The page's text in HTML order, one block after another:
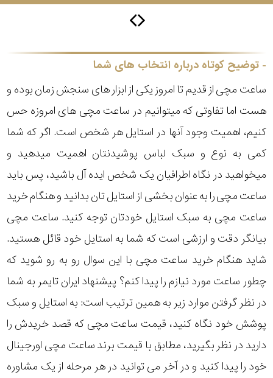
توضیح کوتاه درباره انتخاب های شما
ساعت مچی از قدیم تا امروز یکی از ابزار های سنجش زمان بوده و
هست اما تفاوتی که میتوانیم در ساعت مچی های امروزه حس
کنیم، اهمیت وجود آنها در استایل هر شخص است. اگر که شما
کمی به نوع و سبک لباس پوشیدنتان اهمیت میدهید و
میخواهید در نگاه اطرافیان یک شخص ایده آل باشید، پس باید
ساعت مچی را به عنوان بخشی از استایل تان بدانید و هنگام خرید
ساعت مچی به سبک استایل خودتان توجه کنید. ساعت مچی
بیانگر دقت و ارزشی است که شما به استایل خود قائل هستید.
شاید هنگام خرید ساعت مچی با این سوال رو به رو شوید که
چطور ساعت مورد نیازم را پیدا کنم؟ پیشنهاد ایران تایمر به شما
در نظر گرفتن موارد زیر به همین ترتیب است: به استایل و سبک
پوشش خود نگاه کنید، قیمت ساعت مچی که قصد خریدش را
دارید در نظر بگیرید، مطابق با قیمت برند ساعت مچی اورجینال
خود را پیدا کنید و در آخر می توانید در هر مرحله از یک مشاوره
اورینت
کاتر
پیلار
جگوار
تیسوت
مازراتی
جنسیت
استایل
رده
محدوده
عرض
قاب